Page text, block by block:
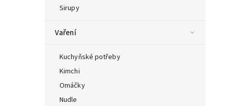
Sirupy
Vaření
Kuchyňské potřeby
Kimchi
Omáčky
Nudle